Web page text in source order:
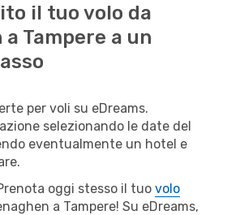
il tuo volo da
Tampere a un
per voli su eDreams.
selezionando le date del
eventualmente un hotel e
oggi stesso il tuo volo
a Tampere! Su eDreams,